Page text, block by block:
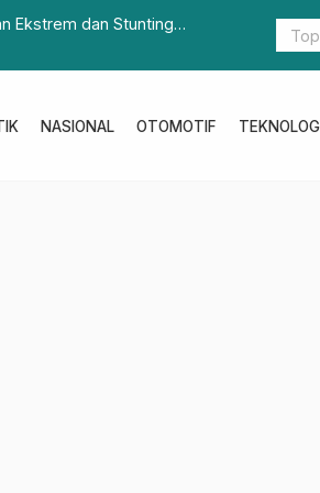
Ekstrem dan Stunting
Kapolda
untuk
NASIONAL OTOMOTIF